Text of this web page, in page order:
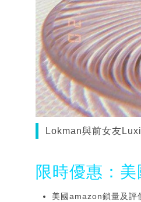
Lokman與前女友
限時優惠：
美國amazon鎖量及評